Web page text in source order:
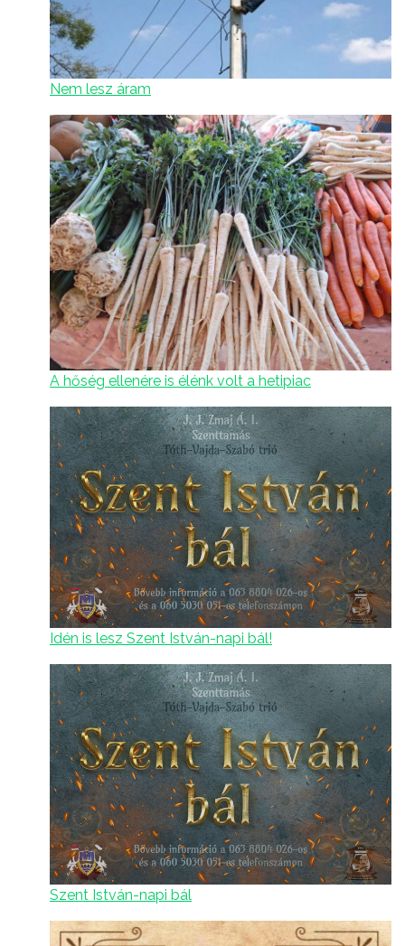
Nem lesz áram
A hőség ellenére is élénk volt a hetipiac
Idén is lesz Szent István-napi bál!
Szent István-napi bál